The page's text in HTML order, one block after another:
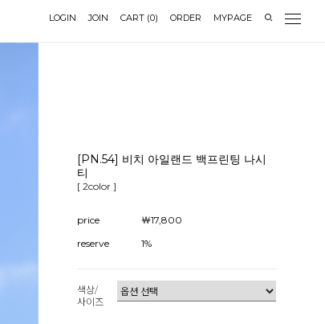
LOGIN JOIN CART (0) ORDER MYPAGE
[PN.54] 비치 아일랜드 백프린팅 나시
티
[ 2color ]
price
￦17,800
reserve
1%
색상/
사이즈